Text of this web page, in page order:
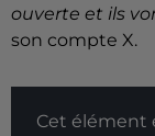
ouverte et ils
son compte X.
Cet élément